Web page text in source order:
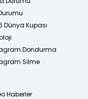
Dünya Kupası
Dondurma
Silme
Haberler